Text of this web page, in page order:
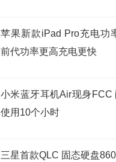
苹果新款iPad Pro充电功
前代功率更高充电更快
小米蓝牙耳机Air现身FCC
使用10个小时
三星首款QLC 固态硬盘